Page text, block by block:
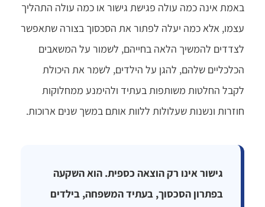
באמת אינה כמה עולה פגישת גישור או כמה עולה התהליך
עצמו, אלא כמה יעלה לפתור את הסכסוך בצורה שתאפשר
לצדדים להמשיך הלאה בחייהם, לשמור על המשאבים
הכלכליים שלהם, להגן על הילדים, לשמר את היכולת
לקבל החלטות משותפות בעתיד ולהימנע ממחלוקות
חוזרות ונשנות שעלולות ללוות אותם במשך שנים ארוכות.
גישור אינו רק הוצאה כספית. הוא השקעה
בפתרון הסכסוך, בעתיד המשפחה, בילדים